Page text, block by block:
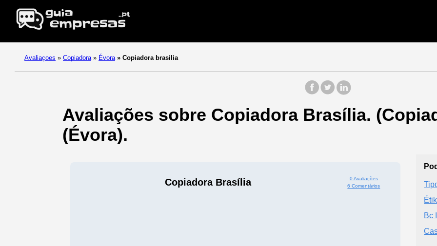
Avaliaçoes » Copiadora » Évora » Copiadora brasilia
Avaliações sobre Copiadora Brasília.
(Évora).
Copiadora Brasília
0 Avaliações
6 Comentários
Bc